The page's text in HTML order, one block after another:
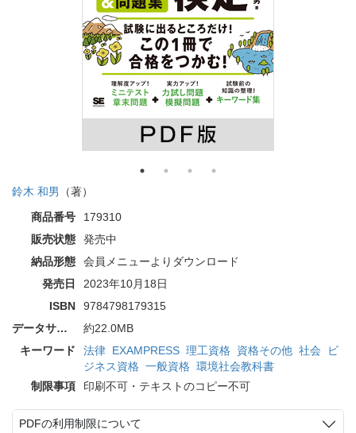
鈴木 和男
（著）
商品番号
179310
販売状態
発売中
納品形態
会員メニューよりダウンロード
発売日
2023年10月18日
ISBN
9784798179315
データサイズ
約22.0MB
キーワード
法律 EXAMPRESS 理工資格 資格その他 社会
ビ
ジネス資格 一般資格 環境社会教科書
制限事項
印刷不可・テキストのコピー不可
PDFの利用制限について